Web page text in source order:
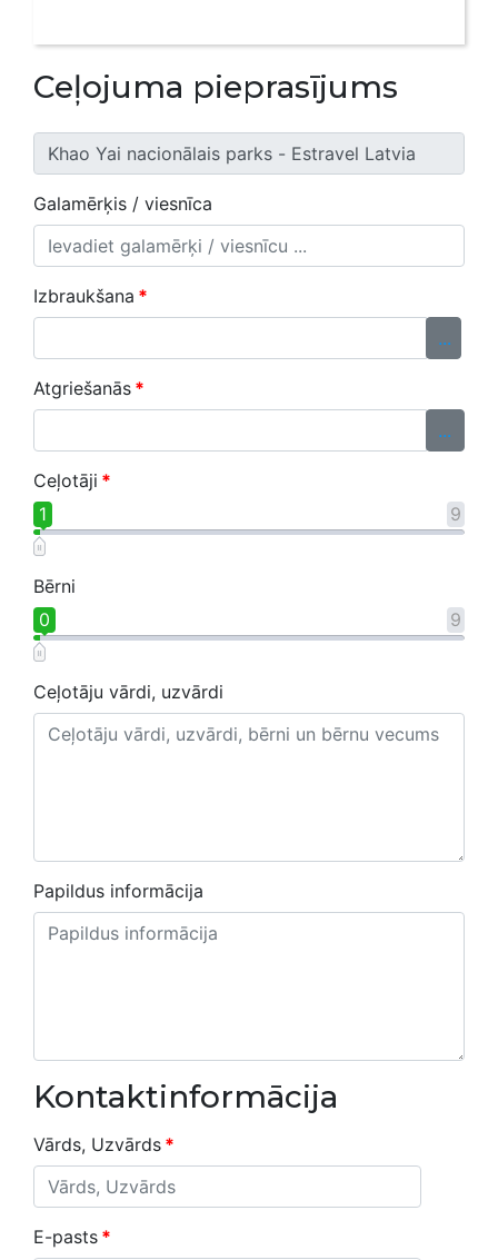
Ceļojuma pieprasījums
Galamērķis / viesnīca
Izbraukšana *
...
Atgriešanās *
...
Ceļotāji *
9
1
Bērni
9
0
Ceļotāju vārdi, uzvārdi
Papildus informācija
Kontaktinformācija
Vārds, Uzvārds *
E-pasts *